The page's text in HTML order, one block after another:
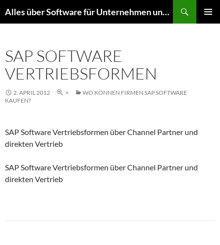
Inhalt
Alles über Software für Unternehmen und mehr
SAP SOFTWARE
VERTRIEBSFORMEN
2. APRIL 2012 ×
WO KÖNNEN FIRMEN SAP SOFTWARE
KAUFEN?
SAP Software Vertriebsformen über Channel Partner und
direkten Vertrieb
SAP Software Vertriebsformen über Channel Partner und
direkten Vertrieb